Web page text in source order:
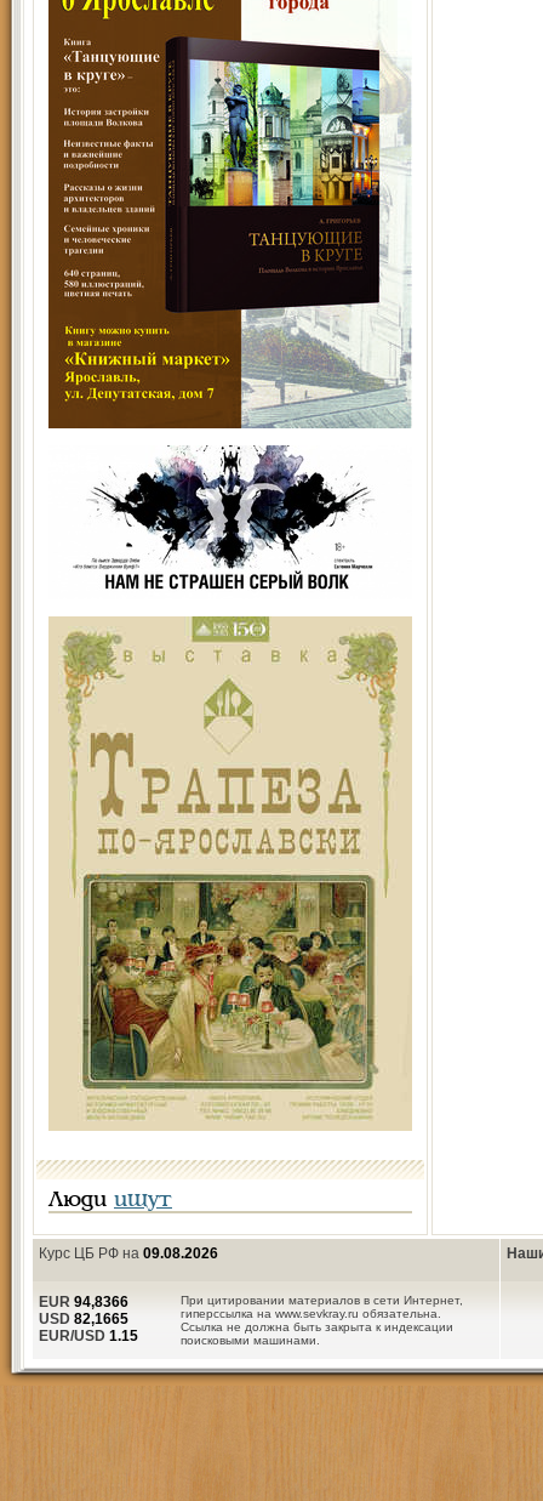
Люди ищут
Курс ЦБ РФ на 09.08.2026
При цитировании материалов в сети Интернет,
гиперссылка на www.sevkray.ru обязательна.
Ссылка не должна быть закрыта к индексации
поисковыми машинами.
EUR 94,8366
USD 82,1665
EUR/USD 1.15